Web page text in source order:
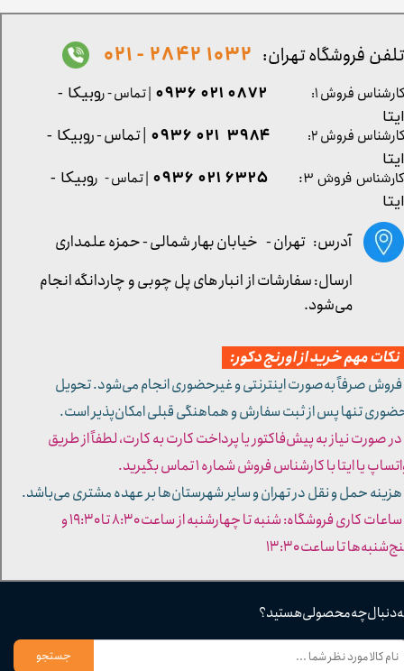
دنبال چه محصولی هستید؟
جستجو
کارشناس فروش ۳: ۶۳۲۵ ۰۲۱ ۰۹۳۶ | تماس - روبیکا -
ایتا
آدرس: تهران - خیابان بهار شمالی - حمزه علمداری
تلفن فروشگاه تهران: 1032 2842 - 021
مهم خرید از اورنج دکور:
صرفاً به‌صورت اینترنتی و غیرحضوری انجام می‌شود. تحویل
تنها پس از ثبت سفارش و هماهنگی قبلی امکان‌پذیر است.
صورت نیاز به پیش‌فاکتور یا پرداخت کارت به کارت، لطفاً از طریق
یا ایتا با کارشناس فروش شماره ۱ تماس بگیرید.
حمل و نقل در تهران و سایر شهرستان‌ها بر عهده مشتری می‌باشد.
- ساعات کاری فروشگاه: شنبه تا چهارشنبه از ساعت ۸:۳۰ تا ۱۹:۳۰ و
تا ساعت ۱۳:۳۰​​​​​​​
کارشناس فروش ۱: 0872 021 0936 | تماس - روبیکا -
ایتا
کارشناس فروش ۲:
۳۹۸۴ ۰۲۱ ۰۹۳۶ | تماس - روبیکا -
ایتا
ارسال: سفارشات از انبار های پل چوبی و چاردانگه انجام
می‌شود.